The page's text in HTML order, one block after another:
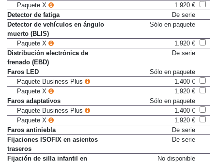
Paquete X
1.920 €
Detector de fatiga
De serie
Detector de vehículos en ángulo
muerto (BLIS)
Sólo en paquete
Paquete X
1.920 €
Distribución electrónica de
frenado (EBD)
De serie
Faros LED
Sólo en paquete
Paquete Business Plus
1.400 €
Paquete X
1.920 €
Faros adaptativos
Sólo en paquete
Paquete Business Plus
1.400 €
Paquete X
1.920 €
Faros antiniebla
De serie
Fijaciones ISOFIX en asientos
traseros
De serie
Fijación de silla infantil en
No disponible